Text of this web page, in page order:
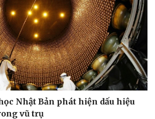
Nhật Bản phát hiện dấu hiệu
vũ trụ